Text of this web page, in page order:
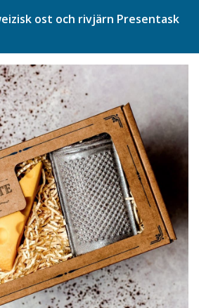
ost och rivjärn Presentask